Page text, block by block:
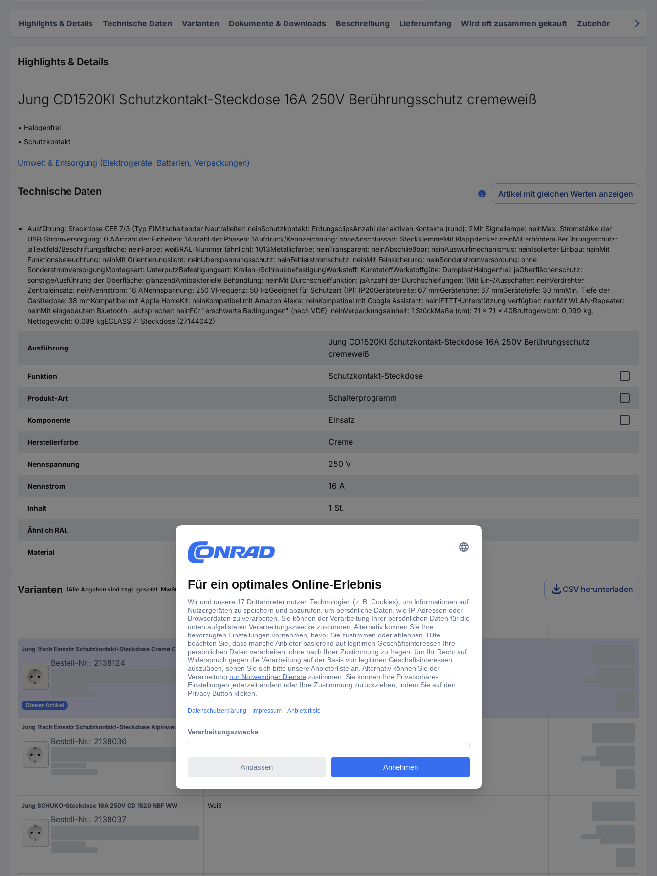
Highlights & Details Technische Daten Varianten Dokumente & Downloads Beschreibung Lieferumfang Wird oft zusammen gekauft Zubehör
Highlights & Details
Jung CD1520KI Schutzkontakt-Steckdose 16A 250V Berührungsschutz cremeweiß
Halogenfrei
Schutzkontakt
Umwelt & Entsorgung (Elektrogeräte, Batterien, Verpackungen)
Technische Daten Artikel mit gleichen Werten anzeigen
Ausführung: Steckdose CEE 7/3 (Typ F)Mitschaltender Neutralleiter: neinSchutzkontakt: ErdungsclipsAnzahl der aktiven Kontakte (rund): 2Mit Signallampe: neinMax. Stromstärke der
USB-Stromversorgung: 0 AAnzahl der Einheiten: 1Anzahl der Phasen: 1Aufdruck/Kennzeichnung: ohneAnschlussart: SteckklemmeMit Klappdeckel: neinMit erhöhtem Berührungsschutz:
jaTextfeld/Beschriftungsfläche: neinFarbe: weißRAL-Nummer (ähnlich): 1013Metallicfarbe: neinTransparent: neinAbschließbar: neinAuswurfmechanismus: neinIsolierter Einbau: neinMit
Funktionsbeleuchtung: neinMit Orientierungslicht: neinÜberspannungsschutz: neinFehlerstromschutz: neinMit Feinsicherung: neinSonderstromversorgung: ohne
SonderstromversorgungMontageart: UnterputzBefestigungsart: Krallen-/SchraubbefestigungWerkstoff: KunststoffWerkstoffgüte: DuroplastHalogenfrei: jaOberflächenschutz:
sonstigeAusführung der Oberfläche: glänzendAntibakterielle Behandlung: neinMit Durchschleiffunktion: jaAnzahl der Durchschleifungen: 1Mit Ein-/Ausschalter: neinVerdrehter
Zentraleinsatz: neinNennstrom: 16 ANennspannung: 250 VFrequenz: 50 HzGeeignet für Schutzart (IP): IP20Gerätebreite: 67 mmGerätehöhe: 67 mmGerätetiefe: 30 mmMin. Tiefe der
Gerätedose: 38 mmKompatibel mit Apple HomeKit: neinKompatibel mit Amazon Alexa: neinKompatibel mit Google Assistant: neinIFTTT-Unterstützung verfügbar: neinMit WLAN-Repeater:
neinMit eingebautem Bluetooth-Lautsprecher: neinFür "erschwerte Bedingungen" (nach VDE): neinVerpackungseinheit: 1 StückMaße (cm): 71 × 71 × 40Bruttogewicht: 0,099 kg,
Nettogewicht: 0,089 kgECLASS 7: Steckdose (27144042)
Ausführung
Jung CD1520KI Schutzkontakt-Steckdose 16A 250V Berührungsschutz
cremeweiß
Funktion Schutzkontakt-Steckdose
Produkt-Art Schalterprogramm
Komponente Einsatz
Herstellerfarbe Creme
Nennspannung 250 V
Nennstrom 16 A
Inhalt 1 St.
Ähnlich RAL
Material
Varianten (Alle Angaben sind zzgl. gesetzl. MwSt., zzgl. Versand) CSV herunterladen
Herstellerfarbe
Bestell-Nr.: 2138124
Dieser Artikel
Creme
Bestell-Nr.: 2138036
Jung SCHUKO-Steckdose 16A 250V CD 1520 NBF WW
Bestell-Nr.: 2138037
Weiß